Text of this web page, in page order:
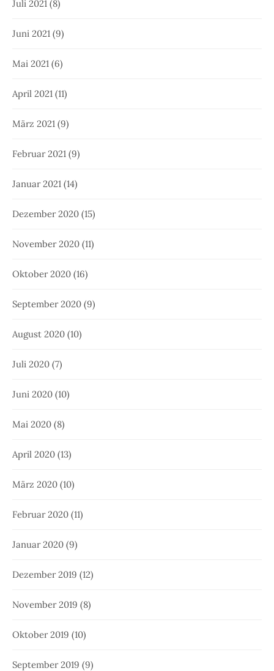
Juli 2021 (8)
Juni 2021 (9)
Mai 2021 (6)
April 2021 (11)
März 2021 (9)
Februar 2021 (9)
Januar 2021 (14)
Dezember 2020 (15)
November 2020 (11)
Oktober 2020 (16)
September 2020 (9)
August 2020 (10)
Juli 2020 (7)
Juni 2020 (10)
Mai 2020 (8)
April 2020 (13)
März 2020 (10)
Februar 2020 (11)
Januar 2020 (9)
Dezember 2019 (12)
November 2019 (8)
Oktober 2019 (10)
September 2019 (9)